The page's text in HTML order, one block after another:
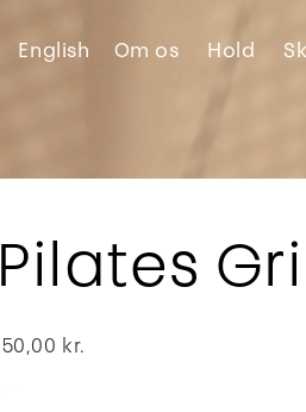
English Om os Hold
Pilates
150,00 kr.